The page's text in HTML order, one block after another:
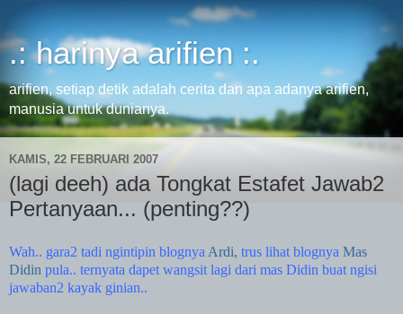
.: harinya arifien :.
arifien, setiap detik adalah cerita dan apa adanya arifien,
manusia untuk dunianya.
KAMIS, 22 FEBRUARI 2007
(lagi deeh) ada Tongkat Estafet Jawab2
Pertanyaan... (penting??)
Wah.. gara2 tadi ngintipin blognya Ardi, trus lihat blognya Mas
Didin pula.. ternyata dapet wangsit lagi dari mas Didin buat ngisi
jawaban2 kayak ginian..